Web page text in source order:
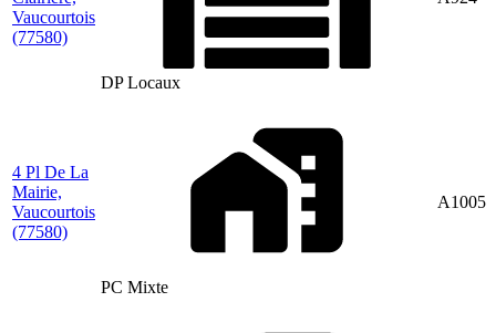
Vaucourtois
(77580)
DP Locaux
4 Pl De La
Mairie,
Vaucourtois
(77580)
PC Mixte
A1005